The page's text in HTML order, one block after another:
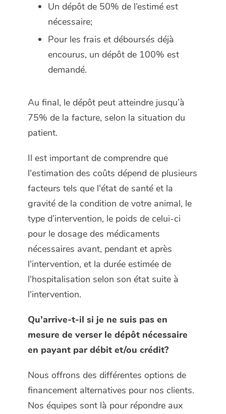
Un dépôt de 50% de l’estimé est
nécessaire;
Pour les frais et déboursés déjà
encourus, un dépôt de 100% est
demandé.
Au final, le dépôt peut atteindre jusqu’à
75% de la facture, selon la situation du
patient.
Il est important de comprendre que
l'estimation des coûts dépend de plusieurs
facteurs tels que l'état de santé et la
gravité de la condition de votre animal, le
type d’intervention, le poids de celui-ci
pour le dosage des médicaments
nécessaires avant, pendant et après
l'intervention, et la durée estimée de
l'hospitalisation selon son état suite à
l'intervention.
Qu’arrive-t-il si je ne suis pas en
mesure de verser le dépôt nécessaire
en payant par débit et/ou crédit?
Nous offrons des différentes options de
financement alternatives pour nos clients.
Nos équipes sont là pour répondre aux